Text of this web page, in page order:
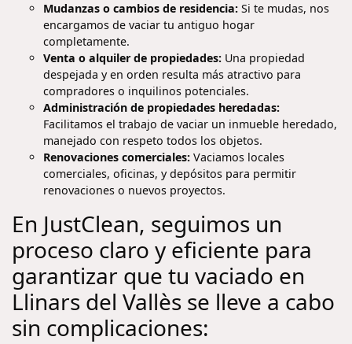
Mudanzas o cambios de residencia: Si te mudas, nos
encargamos de vaciar tu antiguo hogar
completamente.
Venta o alquiler de propiedades: Una propiedad
despejada y en orden resulta más atractivo para
compradores o inquilinos potenciales.
Administración de propiedades heredadas:
Facilitamos el trabajo de vaciar un inmueble heredado,
manejado con respeto todos los objetos.
Renovaciones comerciales: Vaciamos locales
comerciales, oficinas, y depósitos para permitir
renovaciones o nuevos proyectos.
En JustClean, seguimos un
proceso claro y eficiente para
garantizar que tu vaciado en
Llinars del Vallès se lleve a cabo
sin complicaciones: